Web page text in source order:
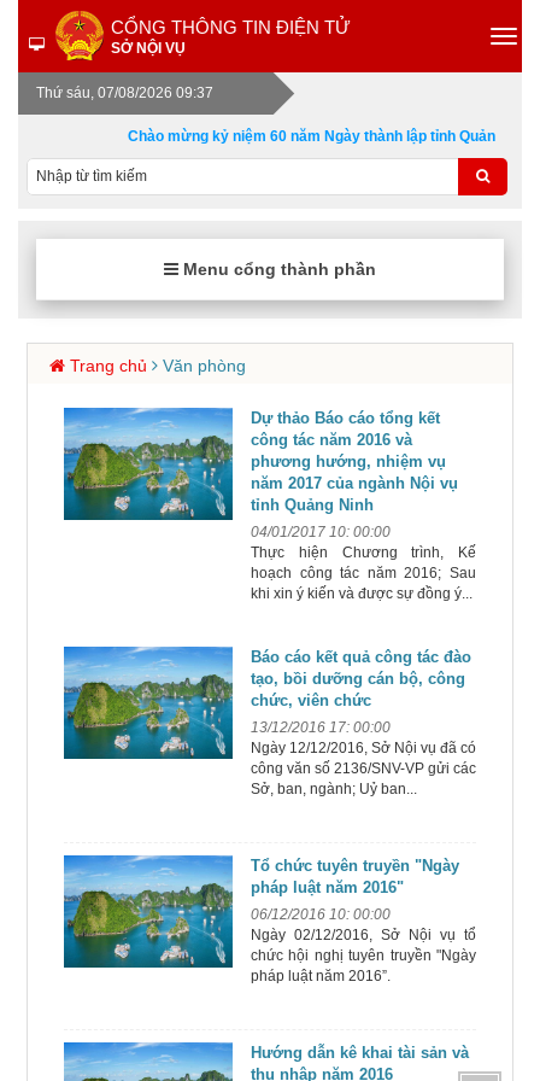
CỔNG THÔNG TIN ĐIỆN TỬ
SỞ NỘI VỤ
Thứ sáu, 07/08/2026 09:37
Chào mừng kỷ niệm 60 năm Ngày thành lập tỉnh Quảng Ninh
Menu cổng thành phần
Trang chủ Văn phòng
Dự thảo Báo cáo tổng kết
công tác năm 2016 và
phương hướng, nhiệm vụ
năm 2017 của ngành Nội vụ
tỉnh Quảng Ninh
04/01/2017 10: 00:00
Thực hiện Chương trình, Kế
hoạch công tác năm 2016; Sau
khi xin ý kiến và được sự đồng ý...
Báo cáo kết quả công tác đào
tạo, bồi dưỡng cán bộ, công
chức, viên chức
13/12/2016 17: 00:00
Ngày 12/12/2016, Sở Nội vụ đã có
công văn số 2136/SNV-VP gửi các
Sở, ban, ngành; Uỷ ban...
Tổ chức tuyên truyền "Ngày
pháp luật năm 2016"
06/12/2016 10: 00:00
Ngày 02/12/2016, Sở Nội vụ tổ
chức hội nghị tuyên truyền "Ngày
pháp luật năm 2016”.
Hướng dẫn kê khai tài sản và
thu nhập năm 2016